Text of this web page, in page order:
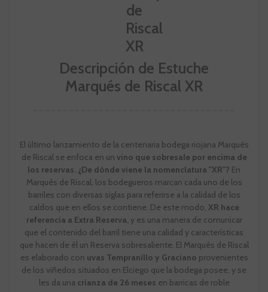
Descripción de Estuche
Marqués de Riscal XR
El último lanzamiento de la centenaria bodega riojana Marqués
de Riscal se enfoca en un vino que sobresale por encima de
los reservas. ¿De dónde viene la nomenclatura "XR"? En
Marqués de Riscal, los bodegueros marcan cada uno de los
barriles con diversas siglas para referirse a la calidad de los
caldos que en ellos se contiene. De este modo, XR hace
referencia a Extra Reserva,y es una manera de comunicar
que el contenido del barril tiene una calidad y características
que hacen de él un Reserva sobresaliente. El Marqués de Riscal
es elaborado con uvas Tempranillo y Graciano provenientes
de los viñedos situados en Elciego que la bodega posee, y se
les da una crianza de 26 meses en barricas de roble